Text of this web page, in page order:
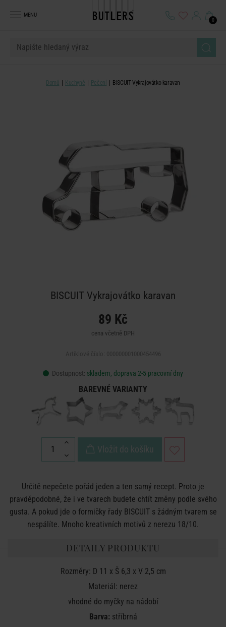
MENU
0
Domů Kuchyně Pečení BISCUIT Vykrajovátko karavan
BISCUIT Vykrajovátko karavan
89 Kč
cena včetně DPH
Dostupnost: skladem, doprava 2-5 pracovní dny
BAREVNÉ VARIANTY
Vložit do košíku
Určitě nepečete pořád jeden a ten samý recept. Proto je
pravděpodobné, že i ve tvarech budete chtít změny podle svého
gusta. A pokud jde o formičky řady BISCUIT s žádným tvarem se
nespálíte. Mnoho kreativních motivů z nerezu 18/10.
DETAILY PRODUKTU
Rozměry: D 11 x Š 6,3 x V 2,5 cm
Materiál: nerez
vhodné do myčky na nádobí
Barva:stříbrná